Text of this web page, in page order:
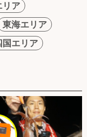
リア
東海エリア
国エリア